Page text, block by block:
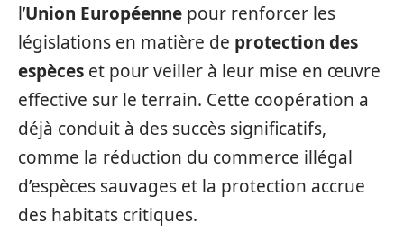
l’Union Européenne pour renforcer les
législations en matière de protection des
espèces et pour veiller à leur mise en œuvre
effective sur le terrain. Cette coopération a
déjà conduit à des succès significatifs,
comme la réduction du commerce illégal
d’espèces sauvages et la protection accrue
des habitats critiques.